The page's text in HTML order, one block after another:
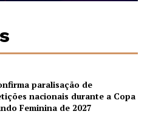
paralisação de
nacionais durante a Copa
Feminina de 2027